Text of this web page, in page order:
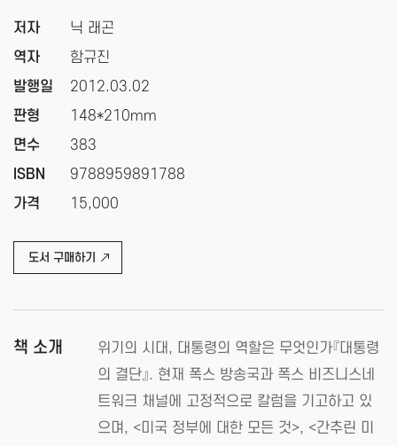
저자
역자
발행일
판형
면수
ISBN
가격
닉 래곤
함규진
2012.03.02
148*210mm
383
9788959891788
15,000
도서 구매하기
책 소개
위기의 시대, 대통령의 역할은 무엇인가『대통령
의 결단』. 현재 폭스 방송국과 폭스 비즈니스네
트워크 채널에 고정적으로 칼럼을 기고하고 있
으며, <미국 정부에 대한 모든 것>, <간추린 미